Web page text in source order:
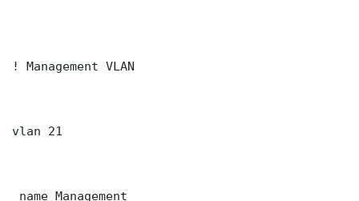
! Management VLAN
vlan 21
name Management